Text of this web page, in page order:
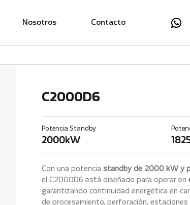
Nosotros Contacto
C2000D6
Potencia Standby
2000kW
Con una potencia standby de 2000 kW y
el C2000D6 está diseñado para operar en
garantizando continuidad energética en
de procesamiento, perforación,